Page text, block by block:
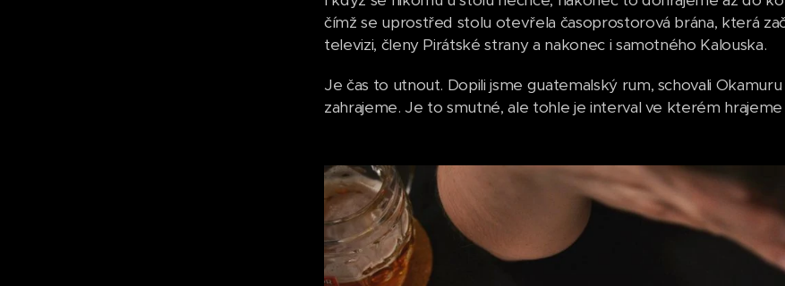
čímž se uprostřed stolu otevřela časoprostorová brána, která
televizi, členy Pirátské strany a nakonec i samotného Kalouska.
Je čas to utnout. Dopili jsme guatemalský rum, schovali
zahrajeme. Je to smutné, ale tohle je interval ve kterém